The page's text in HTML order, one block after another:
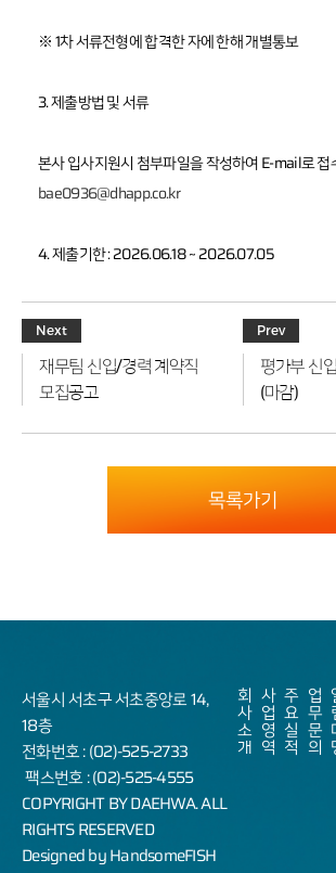
Contact Us
E-mail :
Tel : 02-525-2733
초구 서초
중앙로 14,
18층 (서
초동)
※ 1차 서류전형에 합격한 자에 한해 개별통보
3. 제출방법 및 서류
본사 입사지원시 첨부파일을 작성하여 E-mail로
bae0936@dhapp.co.kr
4. 제출기한 : 2026.06.18 ~ 2026.07.05
Next
재무팀 신입/경력 계약직
모집공고
Prev
평가부 신
(마감)
목록가기
서울시 서초구 서초중앙로 14,
18층
전화번호 : (02)-525-2733
팩스번호 : (02)-525-4555
COPYRIGHT BY DAEHWA. ALL
RIGHTS RESERVED
Designed by HandsomeFISH
회
사
소
개
사
업
영
역
주
요
실
적
업
무
문
의